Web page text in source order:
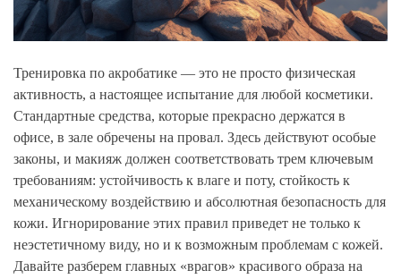
Тренировка по акробатике — это не просто физическая
активность, а настоящее испытание для любой косметики.
Стандартные средства, которые прекрасно держатся в
офисе, в зале обречены на провал. Здесь действуют особые
законы, и макияж должен соответствовать трем ключевым
требованиям: устойчивость к влаге и поту, стойкость к
механическому воздействию и абсолютная безопасность для
кожи. Игнорирование этих правил приведет не только к
неэстетичному виду, но и к возможным проблемам с кожей.
Давайте разберем главных «врагов» красивого образа на